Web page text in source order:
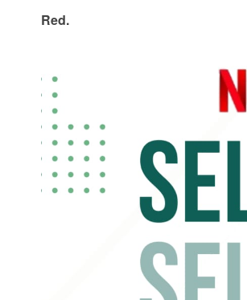
Red.